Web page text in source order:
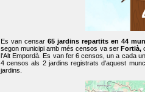
Es van censar65 jardins repartits en 44
segon municipi amb més censos va ser Fortià,
l'Alt Empordà. Es van fer 6 censos, un a cada
4 censos als 2 jardins registrats d'aquest
jardins.